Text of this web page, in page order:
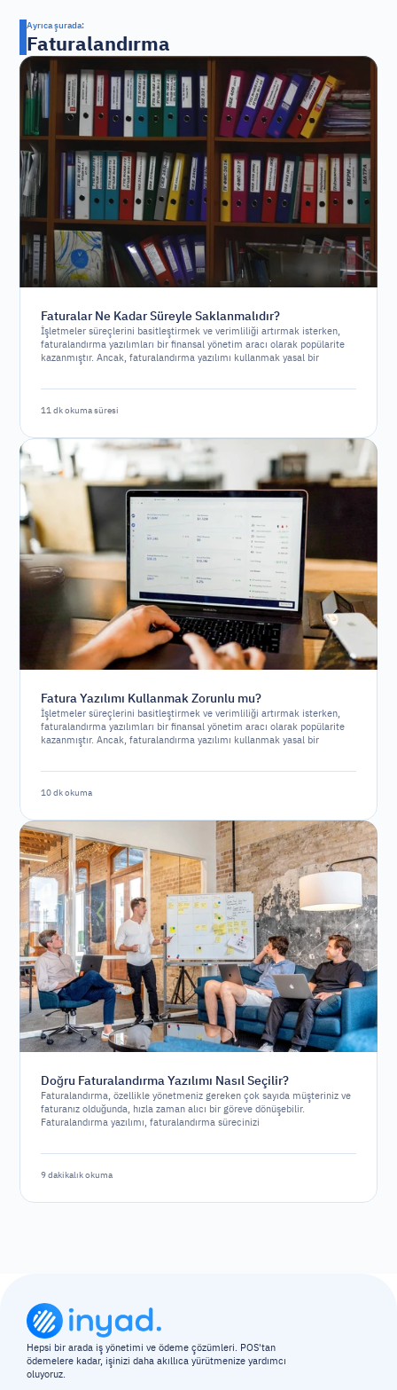
Ayrıca şurada:
Faturalandırma
Faturalar Ne Kadar Süreyle Saklanmalıdır?
İşletmeler süreçlerini basitleştirmek ve verimliliği artırmak isterken,
faturalandırma yazılımları bir finansal yönetim aracı olarak popülarite
kazanmıştır. Ancak, faturalandırma yazılımı kullanmak yasal bir
11 dk okuma süresi
Fatura Yazılımı Kullanmak Zorunlu mu?
İşletmeler süreçlerini basitleştirmek ve verimliliği artırmak isterken,
faturalandırma yazılımları bir finansal yönetim aracı olarak popülarite
kazanmıştır. Ancak, faturalandırma yazılımı kullanmak yasal bir
10 dk okuma
Doğru Faturalandırma Yazılımı Nasıl Seçilir?
Faturalandırma, özellikle yönetmeniz gereken çok sayıda müşteriniz ve
faturanız olduğunda, hızla zaman alıcı bir göreve dönüşebilir.
Faturalandırma yazılımı, faturalandırma sürecinizi
9 dakikalık okuma
Hepsi bir arada iş yönetimi ve ödeme çözümleri. POS'tan
ödemelere kadar, işinizi daha akıllıca yürütmenize yardımcı
oluyoruz.